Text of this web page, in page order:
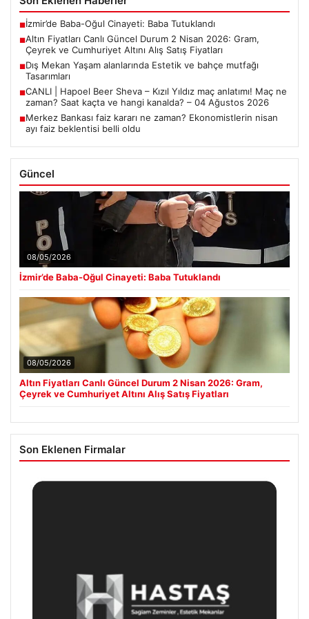
■İzmir’de Baba-Oğul Cinayeti: Baba Tutuklandı
■Altın Fiyatları Canlı Güncel Durum 2 Nisan 2026: Gram,
Çeyrek ve Cumhuriyet Altını Alış Satış Fiyatları
■Dış Mekan Yaşam alanlarında Estetik ve bahçe mutfağı
Tasarımları
■CANLI | Hapoel Beer Sheva – Kızıl Yıldız maç anlatımı! Maç ne
zaman? Saat kaçta ve hangi kanalda? – 04 Ağustos 2026
■Merkez Bankası faiz kararı ne zaman? Ekonomistlerin nisan
ayı faiz beklentisi belli oldu
Güncel
08/05/2026
İzmir’de Baba-Oğul Cinayeti: Baba Tutuklandı
08/05/2026
Altın Fiyatları Canlı Güncel Durum 2 Nisan 2026: Gram,
Çeyrek ve Cumhuriyet Altını Alış Satış Fiyatları
Son Eklenen Firmalar